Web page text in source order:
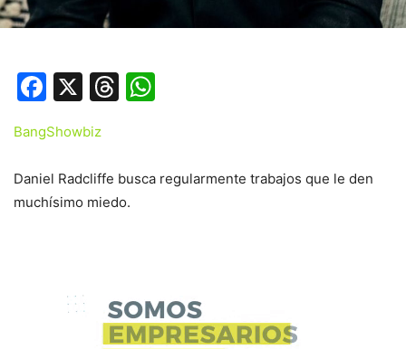
Facebook
X Threads
BangShowbiz
Daniel Radcliffe busca regularmente trabajos que le den
muchísimo miedo.